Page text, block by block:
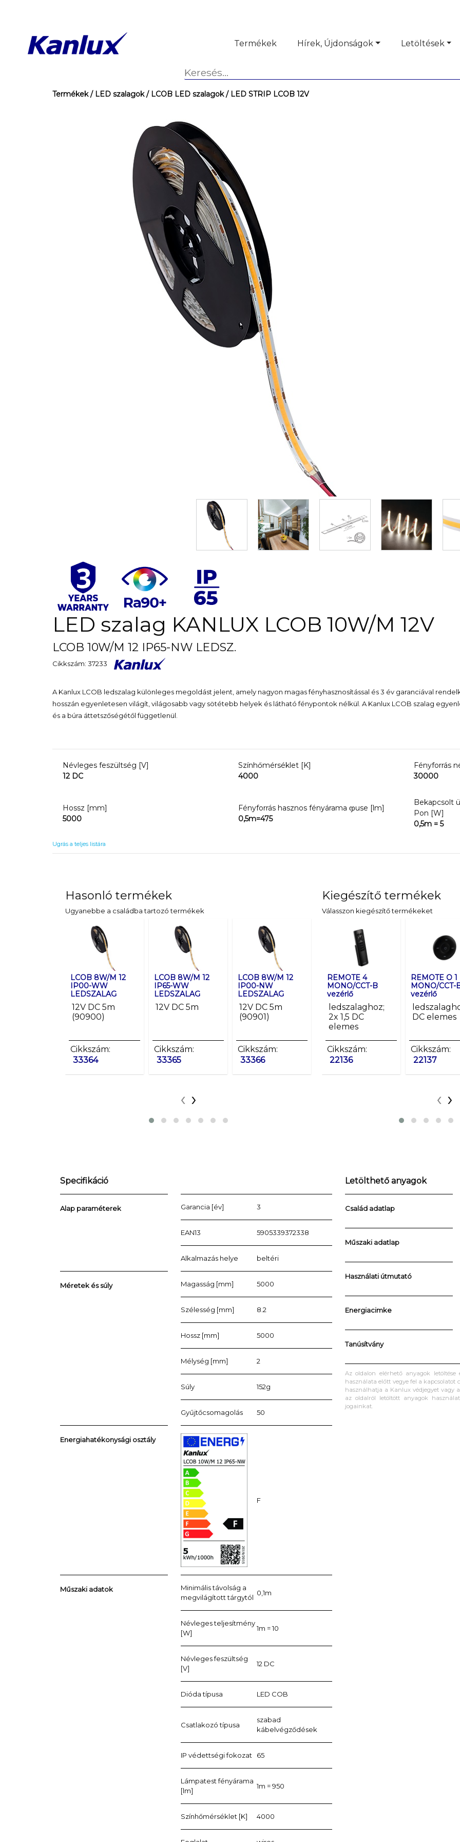
Termékek Hírek, Újdonságok Letöltések
Termékek/ LED szalagok/ LCOB LED szalagok/ LED STRIP LCOB 12V
LED szalag KANLUX LCOB 10W/M 12V
LCOB 10W/M 12 IP65-NW LEDSZ.
Cikkszám: 37233
A Kanlux LCOB ledszalag különleges megoldást jelent, amely nagyon magas fényhasznosítással és 3 év garanciával
hosszán egyenletesen világít, világosabb vagy sötétebb helyek és látható fénypontok nélkül. A Kanlux LCOB szalag
és a búra áttetszőségétől függetlenül.
Névleges feszültség [V]
12 DC
Színhőmérséklet [K]
4000
Fényforrás
30000
Hossz [mm]
5000
Fényforrás hasznos fényárama ჶuse [lm]
0,5m=475
Bekapcsolt
Pon [W]
0,5m = 5
Ugrás a teljes listára
Hasonló termékek
Ugyanebbe a családba tartozó termékek
LCOB 8W/M 12
IP00-WW
LEDSZALAG
12V DC 5m
(90900)
Cikkszám:
33364
LCOB 8W/M 12
IP65-WW
LEDSZALAG
12V DC 5m
Cikkszám:
33365
LCOB 8W/M 12
IP00-NW
LEDSZALAG
12V DC 5m
(90901)
Cikkszám:
33366
LCOB 8W/M 12
IP65-NW
LEDSZALAG
12V DC 5m
(90902)
Cikkszám:
33367
LCOB 10W/M 12
IP00-WW
12V DC 5m
Cikkszám:
37230
‹ ›
Kiegészítő termékek
Válasszon kiegészítő termékeket
REMOTE 4
MONO/CCT-B
vezérlő
ledszalaghoz;
2x 1,5 DC
elemes
Cikkszám:
22136
REMOTE O 1
MONO/CCT-
vezérlő
DC elemes
Cikkszám:
22137
‹ ›
Specifikáció
Alap paraméterek Garancia [év] 3
EAN13 5905339372338
Alkalmazás helye beltéri
Méretek és súly Magasság [mm] 5000
Szélesség [mm] 8.2
Hossz [mm] 5000
Mélység [mm] 2
Súly 152g
Gyűjtőcsomagolás 50
Energiahatékonysági osztály
F
Műszaki adatok
Minimális távolság a
megvilágított tárgytól
0,1m
Névleges teljesítmény
[W]
1m = 10
Névleges feszültség
[V]
12 DC
Dióda típusa LED COB
Csatlakozó típusa
szabad
kábelvégződések
IP védettségi fokozat 65
Lámpatest fényárama
[lm]
1m = 950
Színhőmérséklet [K] 4000
Letölthető anyagok
Család adatlap
Műszaki adatlap
Használati útmutató
Energiacimke
Tanúsítvány
Az oldalon elérhető anyagok
használata előtt vegye fel a
használhatja a Kanlux védjegyet vagy
az oldalról letöltött anyagok
jogainkat.